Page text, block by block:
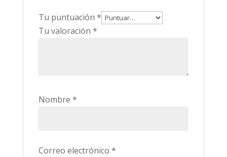
Tu puntuación *
Tu valoración *
Nombre *
Correo electrónico *